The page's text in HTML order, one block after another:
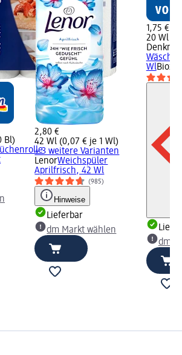
Bl)
2,80 €
42 Wl (0,07 € je 1 Wl)
+ 3 weitere Varianten
LenorWeichspüler
Aprilfrisch, 42 Wl
(985)
Hinweise
Lieferbar
dm Markt wählen
1,75 €
20 Wl
Denkmit
Wl
dm